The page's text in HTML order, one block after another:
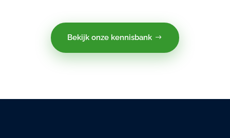
Bekijk onze kennisbank